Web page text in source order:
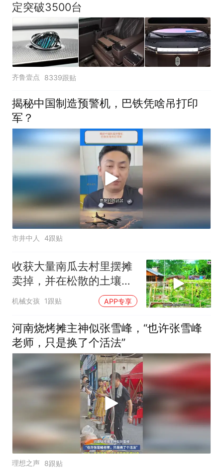
定突破3500台
齐鲁壹点 8339跟贴
揭秘中国制造预警机，巴铁凭啥吊打印
军？
市井中人 4跟贴
收获大量南瓜去村里摆摊
卖掉，并在松散的土壤中
种植生姜
机械女孩 1跟贴 APP专享
河南烧烤摊主神似张雪峰，“也许张雪峰
老师，只是换了个活法”
理想之声 8跟贴